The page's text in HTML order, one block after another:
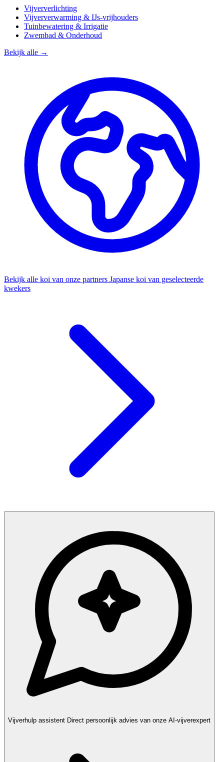
Vijververlichting
Vijververwarming & IJs-vrijhouders
Tuinbewatering & Irrigatie
Zwembad & Onderhoud
Bekijk alle →
Bekijk alle koi van onze partners Japanse koi van geselecteerde
kwekers
Vijverhulp assistent Direct persoonlijk advies van onze AI-vijverexpert